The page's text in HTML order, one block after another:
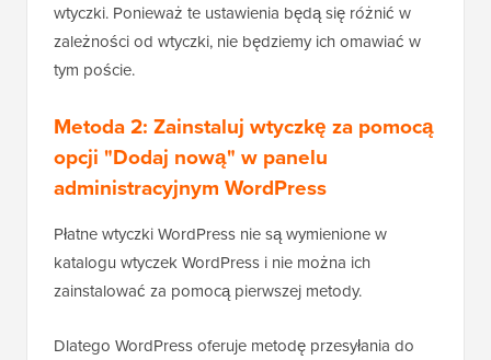
wtyczki. Ponieważ te ustawienia będą się różnić w
zależności od wtyczki, nie będziemy ich omawiać w
tym poście.
Metoda 2: Zainstaluj wtyczkę za pomocą
opcji "Dodaj nową" w panelu
administracyjnym WordPress
Płatne wtyczki WordPress nie są wymienione w
katalogu wtyczek WordPress i nie można ich
zainstalować za pomocą pierwszej metody.
Dlatego WordPress oferuje metodę przesyłania do